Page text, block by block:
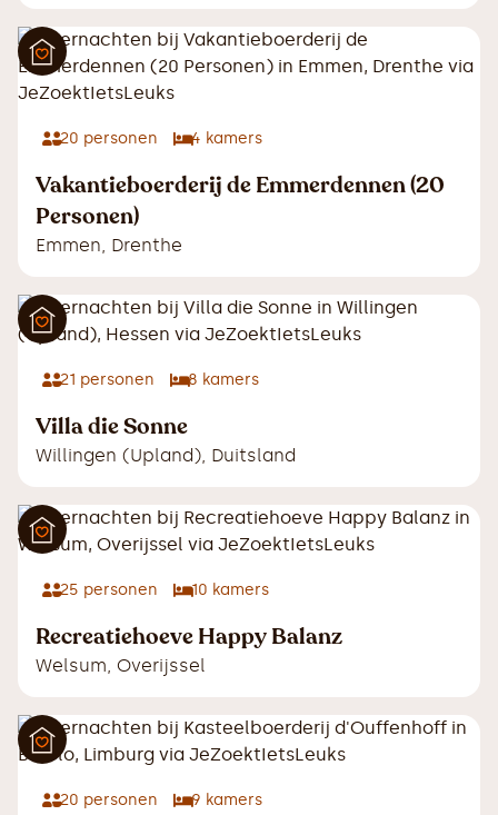
20 personen 4 kamers
Vakantieboerderij de Emmerdennen (20
Personen)
Emmen, Drenthe
21 personen 8 kamers
Villa die Sonne
Willingen (Upland), Duitsland
25 personen 10 kamers
Recreatiehoeve Happy Balanz
Welsum, Overijssel
20 personen 9 kamers